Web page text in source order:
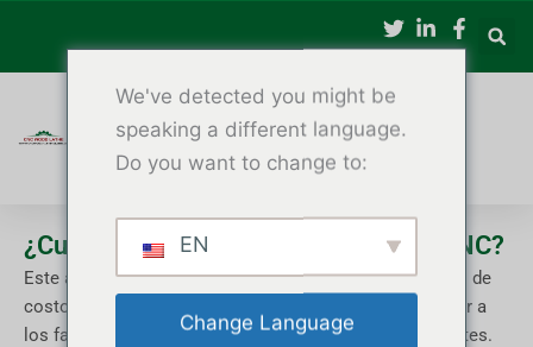
contenido
¿Cuánto cuesta un torno de madera CNC?
Este artículo explica los rangos de precios, los factores de
costo clave y el retorno de la inversión (ROI) para ayudar a
los fabricantes a tomar decisiones de compra inteligentes.
We've detected you might be
speaking a different language.
Do you want to change to:
EN
Change Language